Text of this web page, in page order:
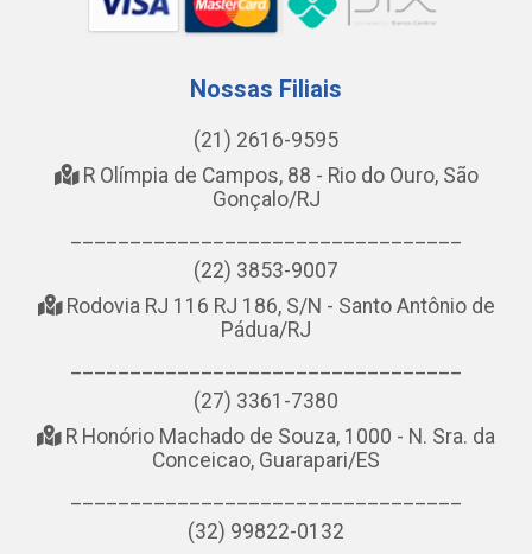
Nossas Filiais
(21) 2616-9595
R Olímpia de Campos, 88 - Rio do Ouro, São
Gonçalo/RJ
(22) 3853-9007
Rodovia RJ 116 RJ 186, S/N - Santo Antônio de
Pádua/RJ
(27) 3361-7380
R Honório Machado de Souza, 1000 - N. Sra. da
Conceicao, Guarapari/ES
(32) 99822-0132